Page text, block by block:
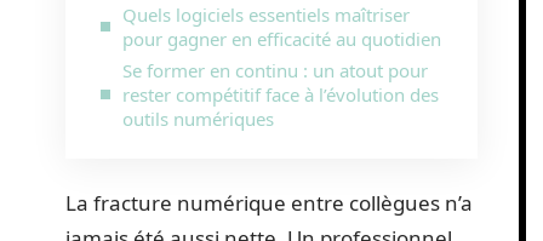
Quels logiciels essentiels maîtriser
pour gagner en efficacité au quotidien
Se former en continu : un atout pour
rester compétitif face à l’évolution des
outils numériques
La fracture numérique entre collègues n’a